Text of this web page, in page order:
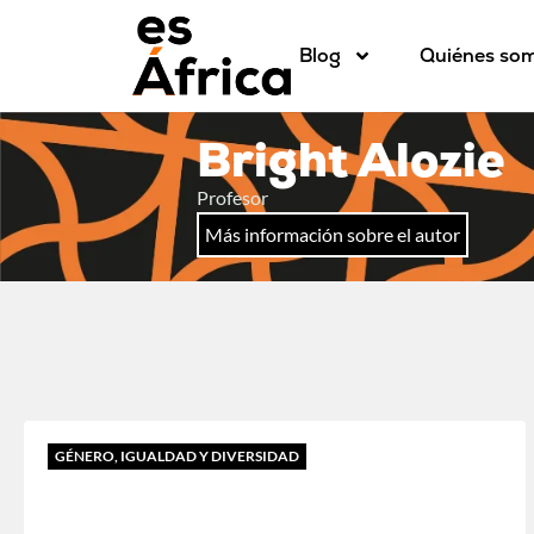
Blog Quiénes
Bright Alozie
Profesor
Más información sobre el autor
GÉNERO, IGUALDAD Y DIVERSIDAD